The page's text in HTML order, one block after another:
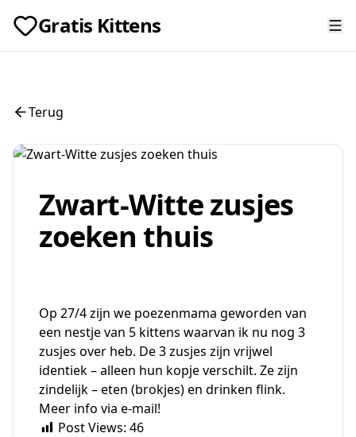
Gratis Kittens
Terug
Zwart-Witte zusjes
zoeken thuis
Op 27/4 zijn we poezenmama geworden van
een nestje van 5 kittens waarvan ik nu nog 3
zusjes over heb. De 3 zusjes zijn vrijwel
identiek – alleen hun kopje verschilt. Ze zijn
zindelijk – eten (brokjes) en drinken flink.
Meer info via e-mail!
Post Views: 46